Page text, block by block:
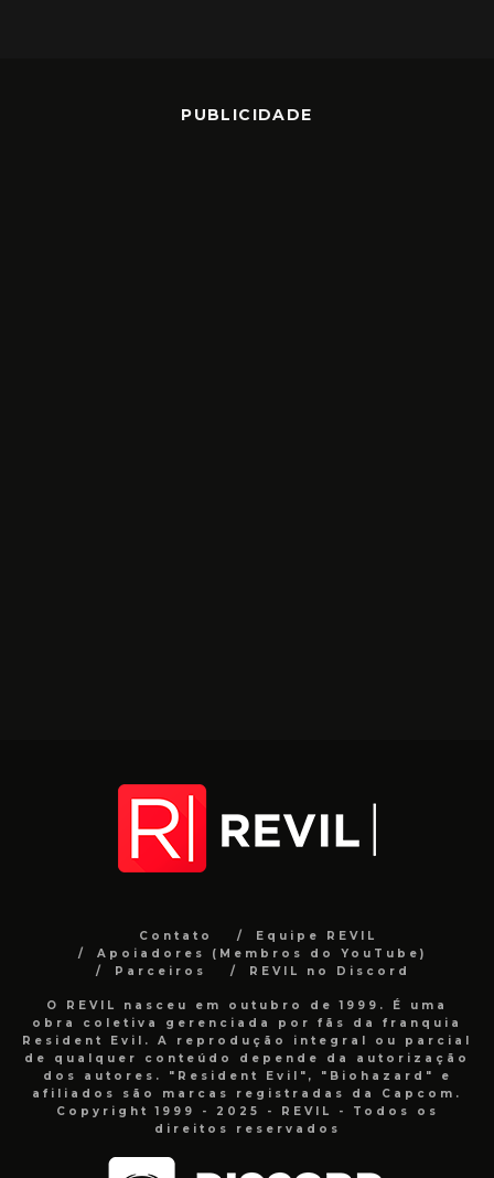
PUBLICIDADE
Contato
Equipe REVIL
Apoiadores (Membros do YouTube)
Parceiros
REVIL no Discord
O REVIL nasceu em outubro de 1999. É uma
obra coletiva gerenciada por fãs da franquia
Resident Evil. A reprodução integral ou parcial
de qualquer conteúdo depende da autorização
dos autores. "Resident Evil", "Biohazard" e
afiliados são marcas registradas da Capcom.
Copyright 1999 - 2025 - REVIL - Todos os
direitos reservados